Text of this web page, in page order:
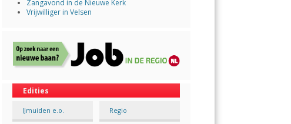
Zangavond in de Nieuwe Kerk
Vrijwilliger in Velsen
Edities
IJmuiden e.o. Regio